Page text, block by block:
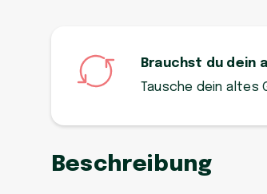
Brauchst du dein
Tausche dein altes
Beschreibung